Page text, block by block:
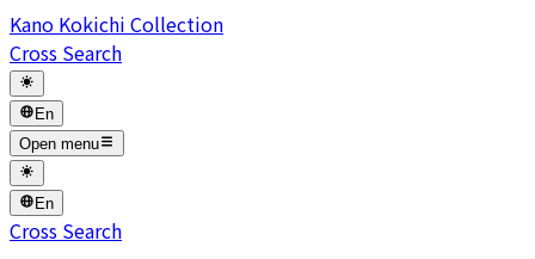
Kano Kokichi Collection
Cross Search
En
Open menu
En
Cross Search